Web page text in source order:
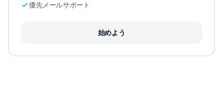
優先メールサポート
始めよう